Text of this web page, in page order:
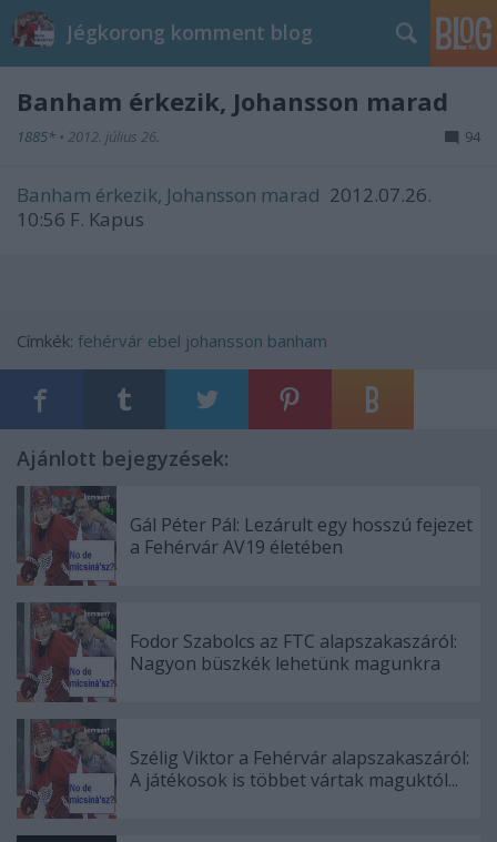
Jégkorong komment blog
Banham érkezik, Johansson marad
1885* • 2012. július 26. 94
Banham érkezik, Johansson marad 2012.07.26.
10:56 F. Kapus
Címkék: fehérvár ebel johansson banham
Ajánlott bejegyzések:
Gál Péter Pál: Lezárult egy hosszú fejezet
a Fehérvár AV19 életében
Fodor Szabolcs az FTC alapszakaszáról:
Nagyon büszkék lehetünk magunkra
Szélig Viktor a Fehérvár alapszakaszáról:
A játékosok is többet vártak maguktól...